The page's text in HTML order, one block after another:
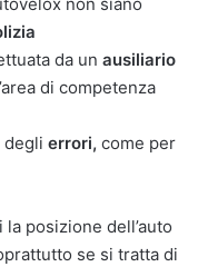
da un ausiliario
di competenza
degli errori, come per
posizione dell’auto
se si tratta di